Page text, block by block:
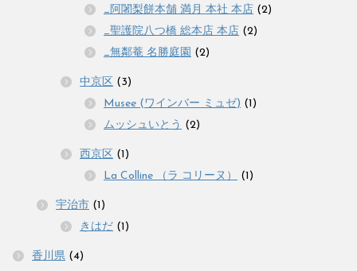
_阿闍梨餅本舗 満月 本社 本店 (2)
_聖護院八つ橋 総本店 本店 (2)
_無鄰菴 名勝庭園 (2)
中京区 (3)
Musee (ワインバー ミュゼ) (1)
ムッシュいとう (2)
西京区 (1)
La Colline （ラ コリーヌ）
(1)
宇治市 (1)
きはだ (1)
香川県 (4)